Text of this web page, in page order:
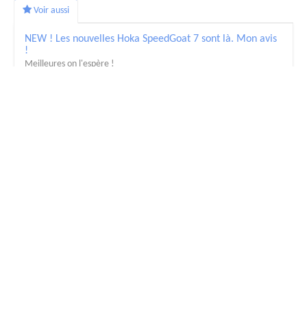
Voir aussi
NEW ! Les nouvelles Hoka SpeedGoat 7 sont là. Mon avis
!
Meilleures on l'espère !